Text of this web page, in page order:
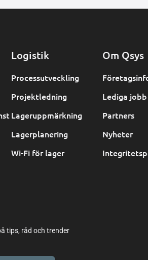
Logistik
Processutveckling
Projektledning
Lageruppmärkning
Lagerplanering
Wi-Fi för lager
Om Qsys
Lediga jobb
Partners
Nyheter
tips, råd och trender